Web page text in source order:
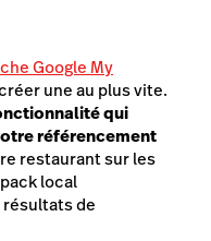
Google My
une au plus vite.
qui
référencement
restaurant sur les
local
résultats de